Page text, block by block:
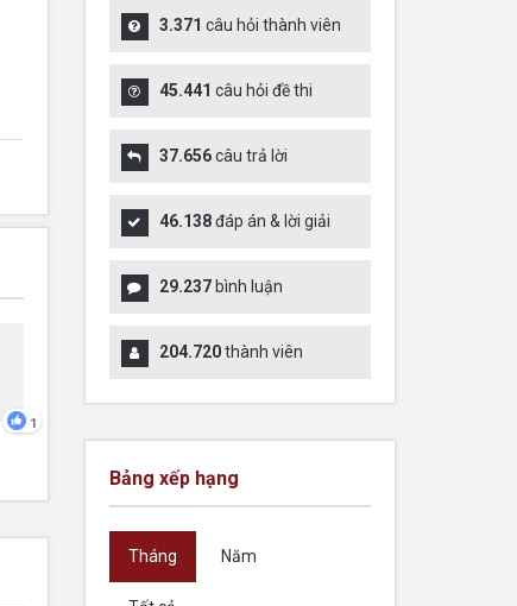
1
3.371 câu hỏi thành viên
45.441 câu hỏi đề thi
37.656câu trả lời
46.138đáp án & lời giải
29.237bình luận
204.720thành viên
Bảng xếp hạng
Tháng Năm